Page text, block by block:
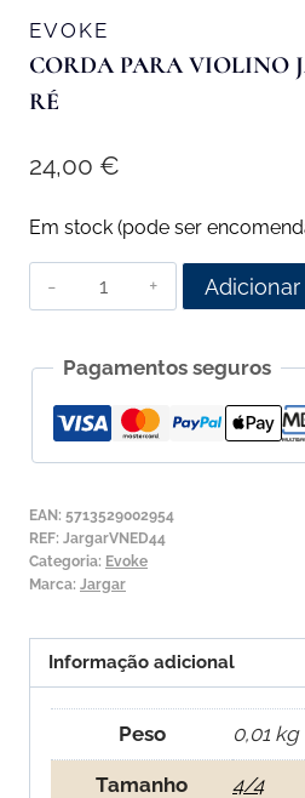
EVOKE
CORDA PARA VIOLINO
RÉ
24,00 €
Em stock (pode ser
Quantidade
de
para
Violino
Jargar
3ª
Ré
Adicionar
Pagamentos seguros
EAN: 5713529002954
REF: JargarVNED44
Categoria: Evoke
Marca: Jargar
Informação adicional
Peso 0,01 kg
Tamanho 4/4